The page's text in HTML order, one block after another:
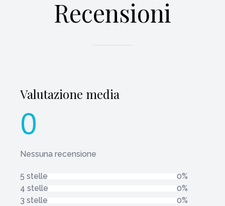
Recensioni
Valutazione media
0
Nessuna recensione
5 stelle
0%
4 stelle
0%
3 stelle
0%